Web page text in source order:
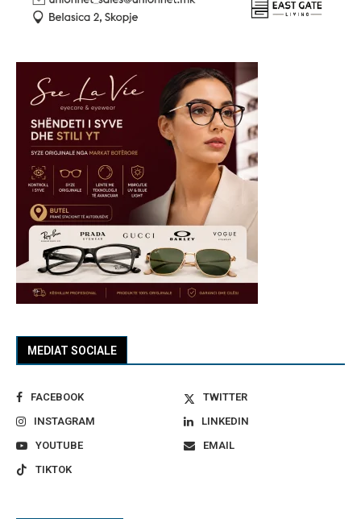
MEDIAT SOCIALE
FACEBOOK
TWITTER
INSTAGRAM
LINKEDIN
YOUTUBE
EMAIL
TIKTOK